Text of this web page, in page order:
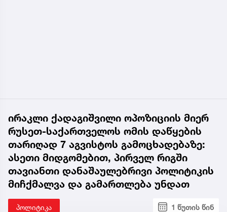
ირაკლი ქადაგიშვილი ოპოზიციის მიერ
რუსეთ-საქართველოს ომის დაწყების
თარიღად 7 აგვისტოს გამოცხადებაზე:
ასეთი მიდგომებით, პირველ რიგში
თავიანთი დანაშაულებრივი პოლიტიკის
მიჩქმალვა და გამართლება უნდათ
პოლიტიკა 1 წუთის წინ